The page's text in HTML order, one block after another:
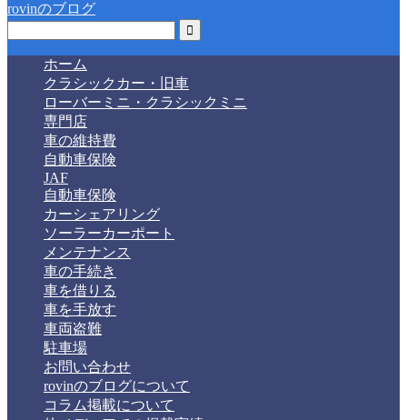
rovinのブログ
ホーム
クラシックカー・旧車
ローバーミニ・クラシックミニ
専門店
車の維持費
自動車保険
JAF
自動車保険
カーシェアリング
ソーラーカーポート
メンテナンス
車の手続き
車を借りる
車を手放す
車両盗難
駐車場
お問い合わせ
rovinのブログについて
コラム掲載について